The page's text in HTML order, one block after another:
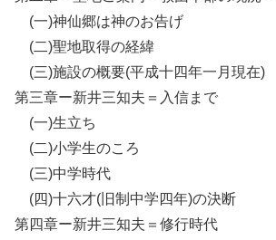
(一)神仙郷は神のお告げ
(二)聖地取得の経緯
(三)施設の概要(平成十四年一月現在)
第三章ー新井三知夫＝入信まで
(一)生立ち
(二)小学生のころ
(三)中学時代
(四)十六才(旧制中学四年)の決断
第四章ー新井三知夫＝修行時代